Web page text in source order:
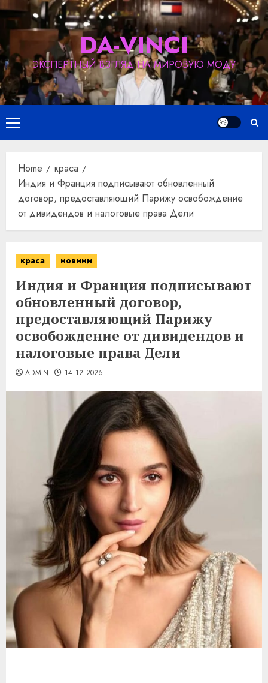
Skip
content
DA-VINCI
ЭКСПЕРТНЫЙ ВЗГЛЯД НА МИРОВУЮ МОДУ
Primary
Menu
Home
краса
Индия и Франция подписывают обновленный
договор, предоставляющий Парижу освобождение
от дивидендов и налоговые права Дели
краса новини
Индия и Франция подписывают
обновленный договор,
предоставляющий Парижу
освобождение от дивидендов и
налоговые права Дели
ADMIN 14.12.2025